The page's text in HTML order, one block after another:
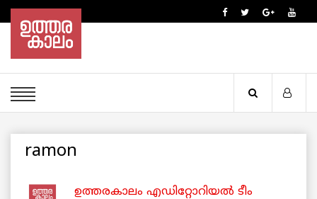
ramon
ഉത്തരകാലം എഡിറ്റോറിയല്‍ ടീം